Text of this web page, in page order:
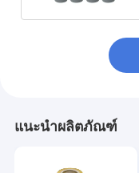
แนะนำผลิตภัณฑ์